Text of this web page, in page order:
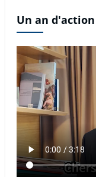
Un an d'action